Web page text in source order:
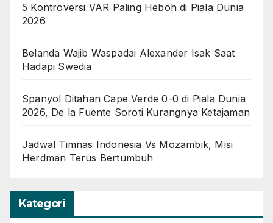
5 Kontroversi VAR Paling Heboh di Piala Dunia
2026
Belanda Wajib Waspadai Alexander Isak Saat
Hadapi Swedia
Spanyol Ditahan Cape Verde 0-0 di Piala Dunia
2026, De la Fuente Soroti Kurangnya Ketajaman
Jadwal Timnas Indonesia Vs Mozambik, Misi
Herdman Terus Bertumbuh
Kategori